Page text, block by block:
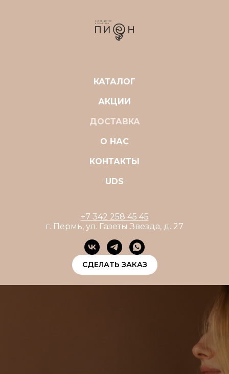
КАТАЛОГ
АКЦИИ
ДОСТАВКА
О НАС
КОНТАКТЫ
UDS
+7 342 258 45 45
г. Пермь, ул. Газеты Звезда, д. 27
СДЕЛАТЬ ЗАКАЗ